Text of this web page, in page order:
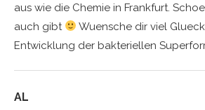
aus wie die Chemie in Frankfurt.
auch gibt
Wuensche dir viel
Entwicklung der bakteriellen
AL